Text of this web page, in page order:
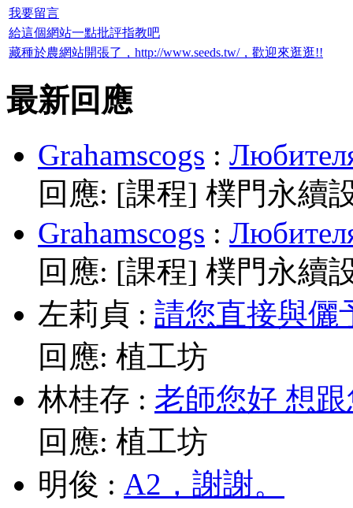
我要留言
給這個網站一點批評指教吧
藏種於農網站開張了，http://www.seeds.tw/，歡迎來逛逛!!
最新回應
Grahamscogs :
回應: [課程] 樸門永續
Grahamscogs :
回應: [課程] 樸門永續
左莉貞 : 請您直接與儷
回應: 植工坊
林桂存 : 老師您好 想
回應: 植工坊
明俊 : A2，謝謝。